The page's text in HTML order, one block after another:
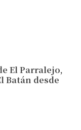
El Parralejo,
Batán desde